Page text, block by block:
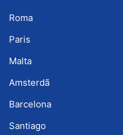
Roma
Paris
Malta
Amsterdã
Barcelona
Santiago